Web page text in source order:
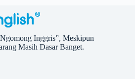
Inggris”, Meskipun
Masih Dasar Banget.